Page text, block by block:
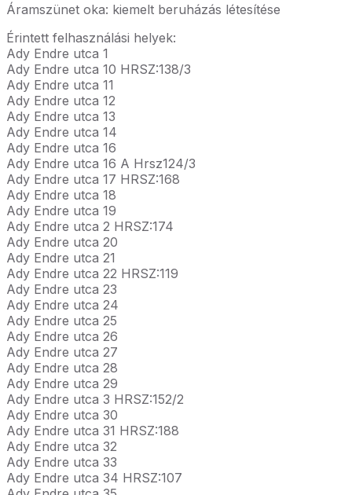
Áramszünet oka: kiemelt beruházás létesítése
Érintett felhasználási helyek:
Ady Endre utca 1
Ady Endre utca 10 HRSZ:138/3
Ady Endre utca 11
Ady Endre utca 12
Ady Endre utca 13
Ady Endre utca 14
Ady Endre utca 16
Ady Endre utca 16 A Hrsz124/3
Ady Endre utca 17 HRSZ:168
Ady Endre utca 18
Ady Endre utca 19
Ady Endre utca 2 HRSZ:174
Ady Endre utca 20
Ady Endre utca 21
Ady Endre utca 22 HRSZ:119
Ady Endre utca 23
Ady Endre utca 24
Ady Endre utca 25
Ady Endre utca 26
Ady Endre utca 27
Ady Endre utca 28
Ady Endre utca 29
Ady Endre utca 3 HRSZ:152/2
Ady Endre utca 30
Ady Endre utca 31 HRSZ:188
Ady Endre utca 32
Ady Endre utca 33
Ady Endre utca 34 HRSZ:107